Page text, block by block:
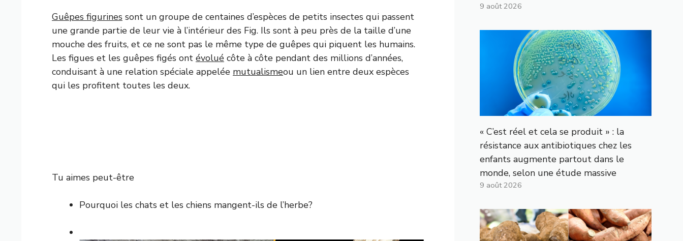
Guêpes figurines sont un groupe de centaines d’espèces de petits insectes qui passent
une grande partie de leur vie à l’intérieur des Fig. Ils sont à peu près de la taille d’une
mouche des fruits, et ce ne sont pas le même type de guêpes qui piquent les humains.
Les figues et les guêpes figés ont évolué côte à côte pendant des millions d’années,
conduisant à une relation spéciale appelée mutualismeou un lien entre deux espèces
qui les profitent toutes les deux.
Tu aimes peut-être
Pourquoi les chats et les chiens mangent-ils de l’herbe?
9 août 2026
« C’est réel et cela se produit » : la
résistance aux antibiotiques chez les
enfants augmente partout dans le
monde, selon une étude massive
9 août 2026